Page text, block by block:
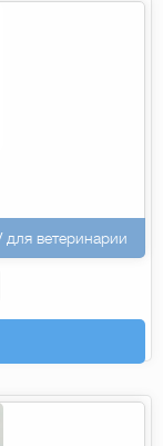
для ветеринарии